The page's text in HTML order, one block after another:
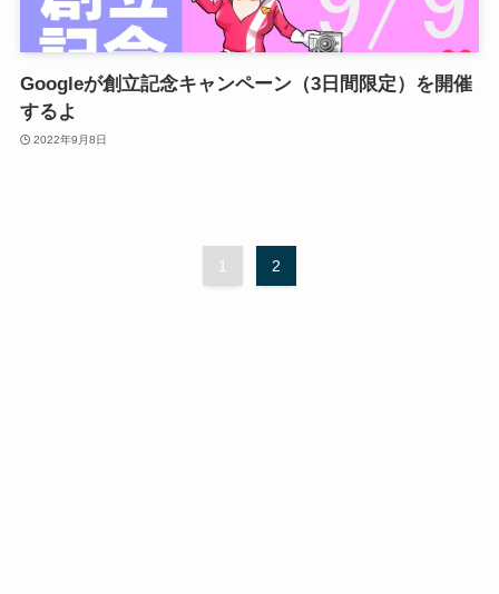
Googleが創立記念キャンペーン（3日間限定）を開催
するよ
2022年9月8日
1 2